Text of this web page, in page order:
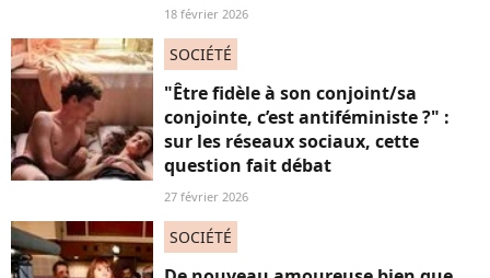
18 février 2026
SOCIÉTÉ
"Être fidèle à son conjoint/sa
conjointe, c’est antiféministe ?" :
sur les réseaux sociaux, cette
question fait débat
27 février 2026
SOCIÉTÉ